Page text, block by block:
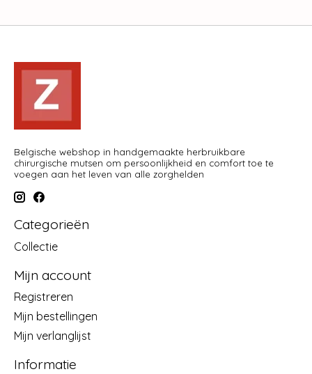
Belgische webshop in handgemaakte herbruikbare
chirurgische mutsen om persoonlijkheid en comfort toe te
voegen aan het leven van alle zorghelden
Categorieën
Collectie
Mijn account
Registreren
Mijn bestellingen
Mijn verlanglijst
Informatie